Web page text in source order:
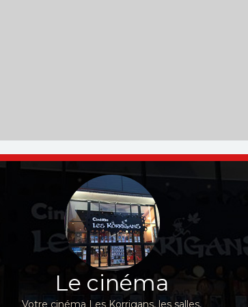
Le cinéma
Votre cinéma Les Korrigans, les salles,